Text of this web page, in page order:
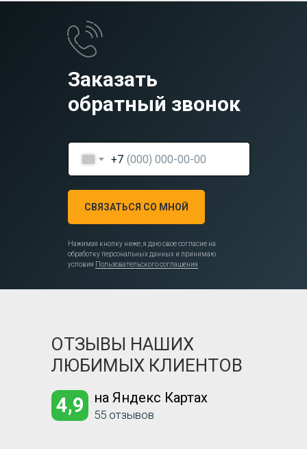
Заказать
обратный звонок
+7
СВЯЗАТЬСЯ СО МНОЙ
Нажимая кнопку ниже, я даю свое согласие на
обработку персональных данных и принимаю
условия Пользовательского соглашения
55 отзывов
на Яндекс Картах
4,9
ОТЗЫВЫ НАШИХ
ЛЮБИМЫХ КЛИЕНТОВ